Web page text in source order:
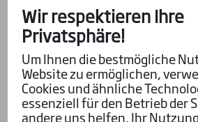
„Mond­auf­gang“ im Prix
ParisLongchamp, Sonntag, 28.
Highlight-Sontag in
den nächsten. Diesmal gibt es
Ganay...
Wir respektieren Ihre
Privatsphäre!
Um Ihnen die bestmögliche
Website zu ermöglichen,
Cookies und ähnliche
essenziell für den Betrieb der
andere uns helfen, Ihr